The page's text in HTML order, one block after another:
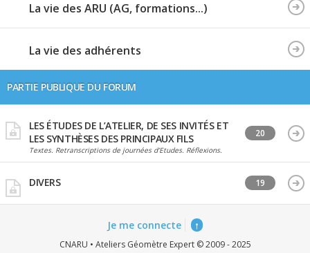
La vie des ARU (AG, formations...)
La vie des adhérents
PARTIE PUBLIQUE DU FORUM
LES ÉTUDES DE L’ATELIER, DE SES INVITÉS ET
LES SYNTHÈSES DES PRINCIPAUX FILS
Textes. Retranscriptions de journées d’Etudes. Réflexions.
20
DIVERS 19
Je me connecte ↑
CNARU • Ateliers Géomètre Expert © 2009 - 2025